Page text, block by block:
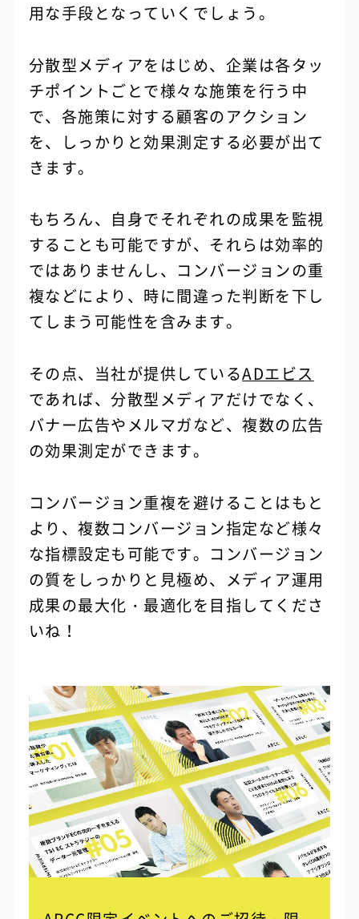
用な手段となっていくでしょう。
分散型メディアをはじめ、企業は各タッ
チポイントごとで様々な施策を行う中
で、各施策に対する顧客のアクション
を、しっかりと効果測定する必要が出て
きます。
もちろん、自身でそれぞれの成果を監視
することも可能ですが、それらは効率的
ではありませんし、コンバージョンの重
複などにより、時に間違った判断を下し
てしまう可能性を含みます。
その点、当社が提供しているADエビス
であれば、分散型メディアだけでなく、
バナー広告やメルマガなど、複数の広告
の効果測定ができます。
コンバージョン重複を避けることはもと
より、複数コンバージョン指定など様々
な指標設定も可能です。コンバージョン
の質をしっかりと見極め、メディア運用
成果の最大化・最適化を目指してくださ
いね！